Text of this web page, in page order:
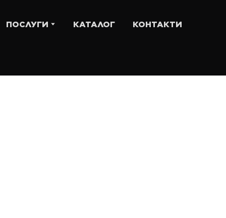
ПОСЛУГИ КАТАЛОГ КОНТАКТИ